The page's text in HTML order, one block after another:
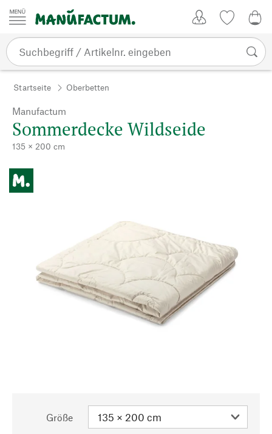
Zum Inhalt springen
Startseite Oberbetten
Manufactum
Sommerdecke Wildseide
135 × 200 cm
Größe